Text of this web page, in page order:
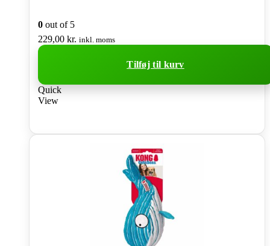
0 out of 5
229,00 kr. inkl. moms
Tilføj til kurv
Quick
View